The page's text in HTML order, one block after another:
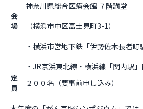
会
場
神奈川県総合医療会館 ７階講堂
（横浜市中区富士見町3-1）
・横浜市営地下鉄「伊勢佐木長者
定
員
２００名（要事前申し込み）